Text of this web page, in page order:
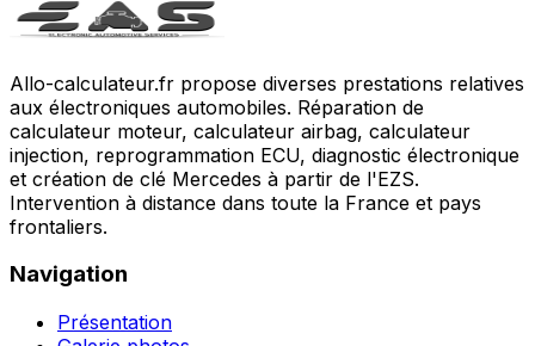
Allo-calculateur.fr propose diverses prestations relatives
aux électroniques automobiles. Réparation de
calculateur moteur, calculateur airbag, calculateur
injection, reprogrammation ECU, diagnostic électronique
et création de clé Mercedes à partir de l'EZS.
Intervention à distance dans toute la France et pays
frontaliers.
Navigation
Présentation